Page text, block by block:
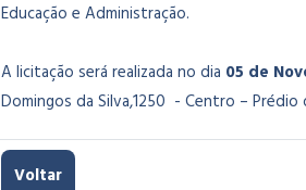
Educação e Administração.
A licitação será realizada no dia 05 de
Domingos da Silva,1250 - Centro – Prédio
Voltar